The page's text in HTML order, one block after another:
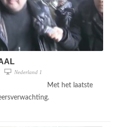
Nederland 1
Met het laatste